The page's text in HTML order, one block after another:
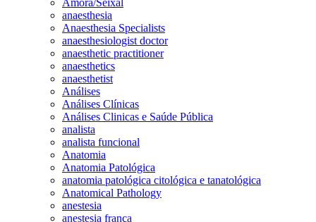
anaesthesia
Anaesthesia Specialists
anaesthesiologist doctor
anaesthetic practitioner
anaesthetics
anaesthetist
Análises
Análises Clínicas
Análises Clinicas e Saúde Pública
analista
analista funcional
Anatomia
Anatomia Patológica
anatomia patológica citológica e tanatológica
Anatomical Pathology
anestesia
anestesia frança